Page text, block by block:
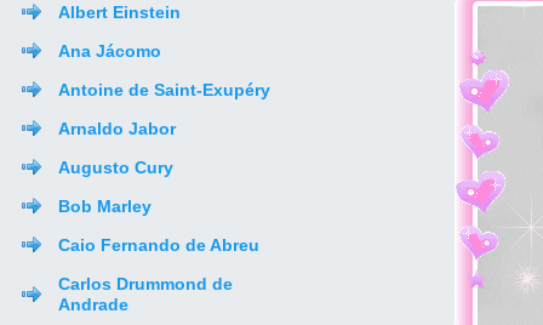
Albert Einstein
Ana Jácomo
Antoine de Saint-Exupéry
Arnaldo Jabor
Augusto Cury
Bob Marley
Caio Fernando de Abreu
Carlos Drummond de
Andrade